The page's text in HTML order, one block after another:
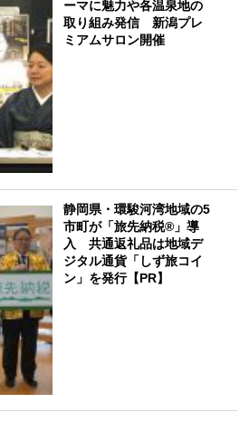
ーマに魅力や各温泉地の
取り組み発信 新潟プレ
ミアムサロン開催
静岡県・環駿河湾地域の5
市町が「旅先納税®」導
入 共通返礼品は地域デ
ジタル通貨「しず旅コイ
ン」を発行【PR】